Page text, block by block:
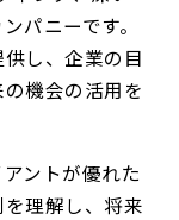
パニーです。
し、企業の目
機会の活用を
ントが優れた
理解し、将来